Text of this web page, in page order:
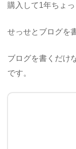
購入して1年ちょ
せっせとブログを
ブログを書くだけ
です。